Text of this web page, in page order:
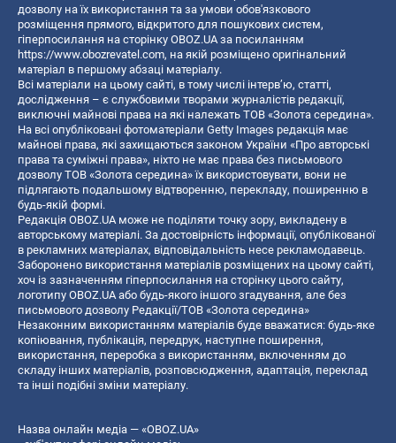
дозволу на їх використання та за умови обов'язкового
розміщення прямого, відкритого для пошукових систем,
гіперпосилання на сторінку OBOZ.UA за посиланням
https://www.obozrevatel.com, на якій розміщено оригінальний
матеріал в першому абзаці матеріалу.
Всі матеріали на цьому сайті, в тому числі інтерв’ю, статті,
дослідження – є службовими творами журналістів редакції,
виключні майнові права на які належать ТОВ «Золота середина».
На всі опубліковані фотоматеріали Getty Images редакція має
майнові права, які захищаються законом України «Про авторські
права та суміжні права», ніхто не має права без письмового
дозволу ТОВ «Золота середина» їх використовувати, вони не
підлягають подальшому відтворенню, перекладу, поширенню в
будь-якій формі.
Редакція OBOZ.UA може не поділяти точку зору, викладену в
авторському матеріалі. За достовірність інформації, опублікованої
в рекламних матеріалах, відповідальність несе рекламодавець.
Заборонено використання матеріалів розміщених на цьому сайті,
хоч із зазначенням гіперпосилання на сторінку цього сайту,
логотипу OBOZ.UA або будь-якого іншого згадування, але без
письмового дозволу Редакції/ТОВ «Золота середина»
Незаконним використанням матеріалів буде вважатися: будь-яке
копiювання, публiкацiя, передрук, наступне поширення,
використання, переробка з використанням, включенням до
складу інших матеріалів, розповсюдження, адаптація, переклад
та інші подібні зміни матеріалу.
Назва онлайн медіа — «OBOZ.UA»